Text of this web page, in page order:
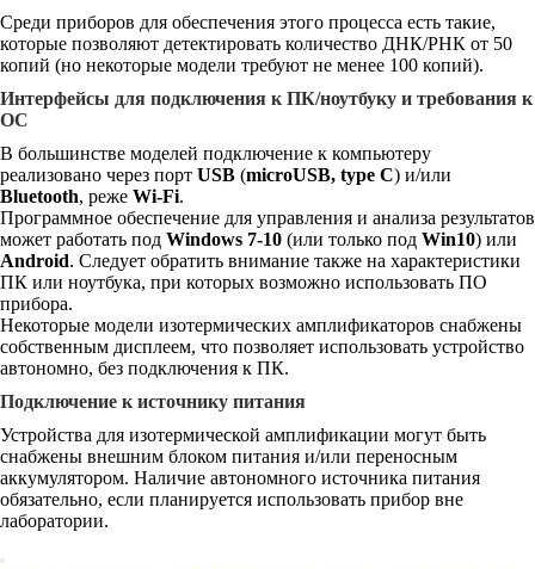
Среди приборов для обеспечения этого процесса есть такие,
которые позволяют детектировать количество ДНК/РНК от 50
копий (но некоторые модели требуют не менее 100 копий).
Интерфейсы для подключения к ПК/ноутбуку и требования к
ОС
В большинстве моделей подключение к компьютеру
реализовано через порт USB (microUSB, type C) и/или
Bluetooth, реже Wi-Fi.
Программное обеспечение для управления и анализа результатов
может работать под Windows 7-10 (или только под Win10) или
Android. Следует обратить внимание также на характеристики
ПК или ноутбука, при которых возможно использовать ПО
прибора.
Некоторые модели изотермических амплификаторов снабжены
собственным дисплеем, что позволяет использовать устройство
автономно, без подключения к ПК.
Подключение к источнику питания
Устройства для изотермической амплификации могут быть
снабжены внешним блоком питания и/или переносным
аккумулятором. Наличие автономного источника питания
обязательно, если планируется использовать прибор вне
лаборатории.